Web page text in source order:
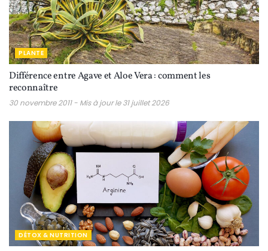
PLANTE
Différence entre Agave et Aloe Vera : comment les
reconnaître
30 novembre 2011 - Mis à jour le 31 juillet 2026
DÉTOX & NUTRITION